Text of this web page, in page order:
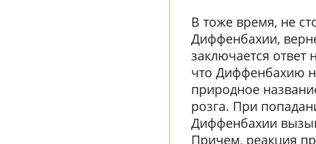
В тоже время, не
Диффенбахии,
заключается ответ
что Диффенбахию
природное
розга. При
Диффенбахии
Причем, реакция